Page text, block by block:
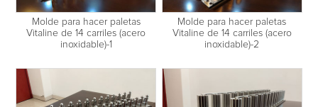
Molde para hacer paletas
Vitaline de 14 carriles (acero
inoxidable)-1
Molde para hacer paletas
Vitaline de 14 carriles (acero
inoxidable)-2